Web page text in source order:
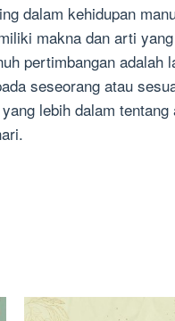
dalam kehidupan
makna dan arti
pertimbangan adalah
seseorang atau
lebih dalam